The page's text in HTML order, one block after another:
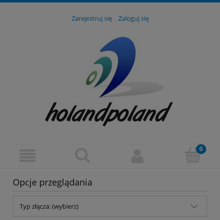
Zarejestruj się Zaloguj się
Opcje przeglądania
Typ złącza: (wybierz)